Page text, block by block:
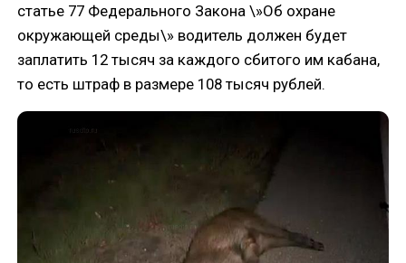
статье 77 Федерального Закона \»Об охране
окружающей среды\» водитель должен будет
заплатить 12 тысяч за каждого сбитого им кабана,
то есть штраф в размере 108 тысяч рублей.